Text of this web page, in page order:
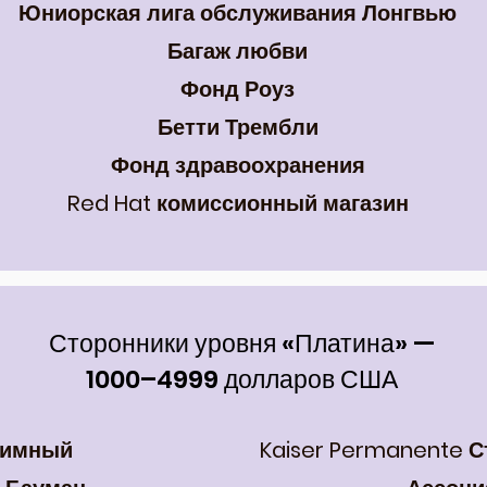
Юниорская лига обслуживания Лонгвью
Багаж любви
Фонд Роуз
Бетти Трембли
Фонд здравоохранения
Red Hat комиссионный магазин
Сторонники уровня «Платина» —
1000–4999 долларов США
Kaiser Permanente